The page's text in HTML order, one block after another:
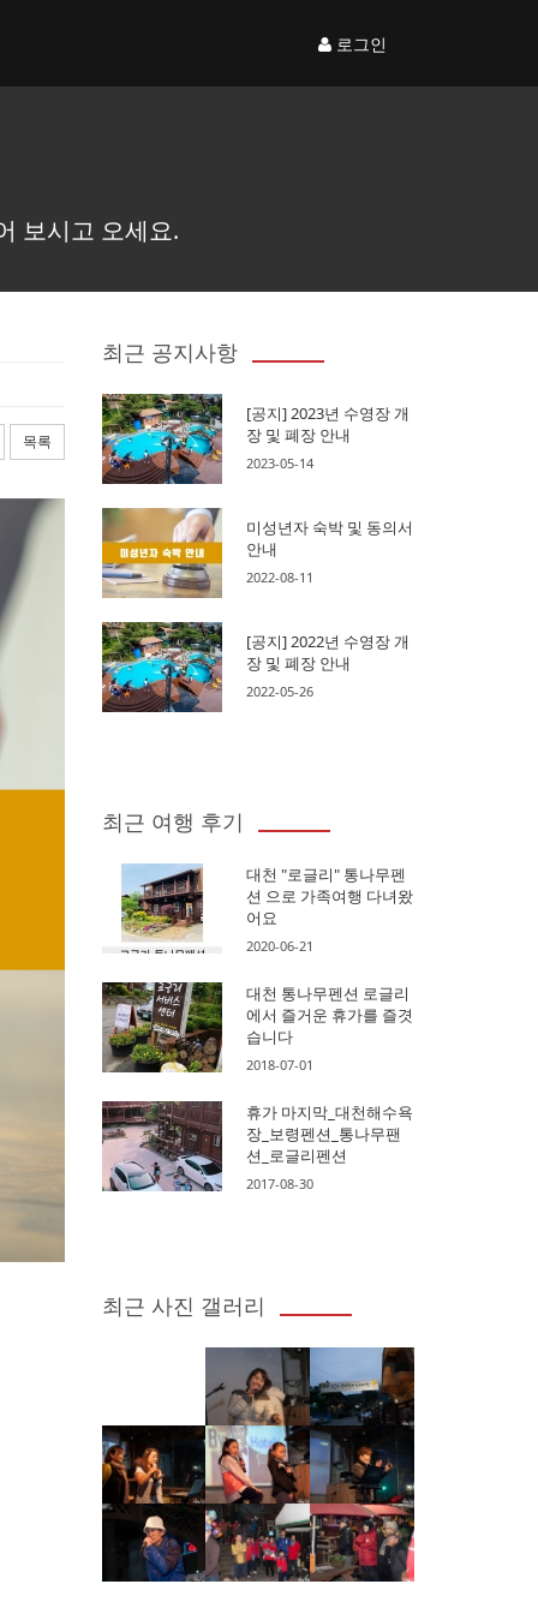
로그인
보시고 오세요.
목록
최근 공지사항
[공지] 2023년 수영장 개
장 및 폐장 안내
2023-05-14
미성년자 숙박 및 동의서
안내
2022-08-11
[공지] 2022년 수영장 개
장 및 폐장 안내
2022-05-26
최근 여행 후기
대천 "로글리" 통나무펜
션 으로 가족여행 다녀왔
어요
2020-06-21
대천 통나무펜션 로글리
에서 즐거운 휴가를 즐겻
습니다
2018-07-01
휴가 마지막_대천해수욕
장_보령펜션_통나무팬
션_로글리펜션
2017-08-30
최근 사진 갤러리